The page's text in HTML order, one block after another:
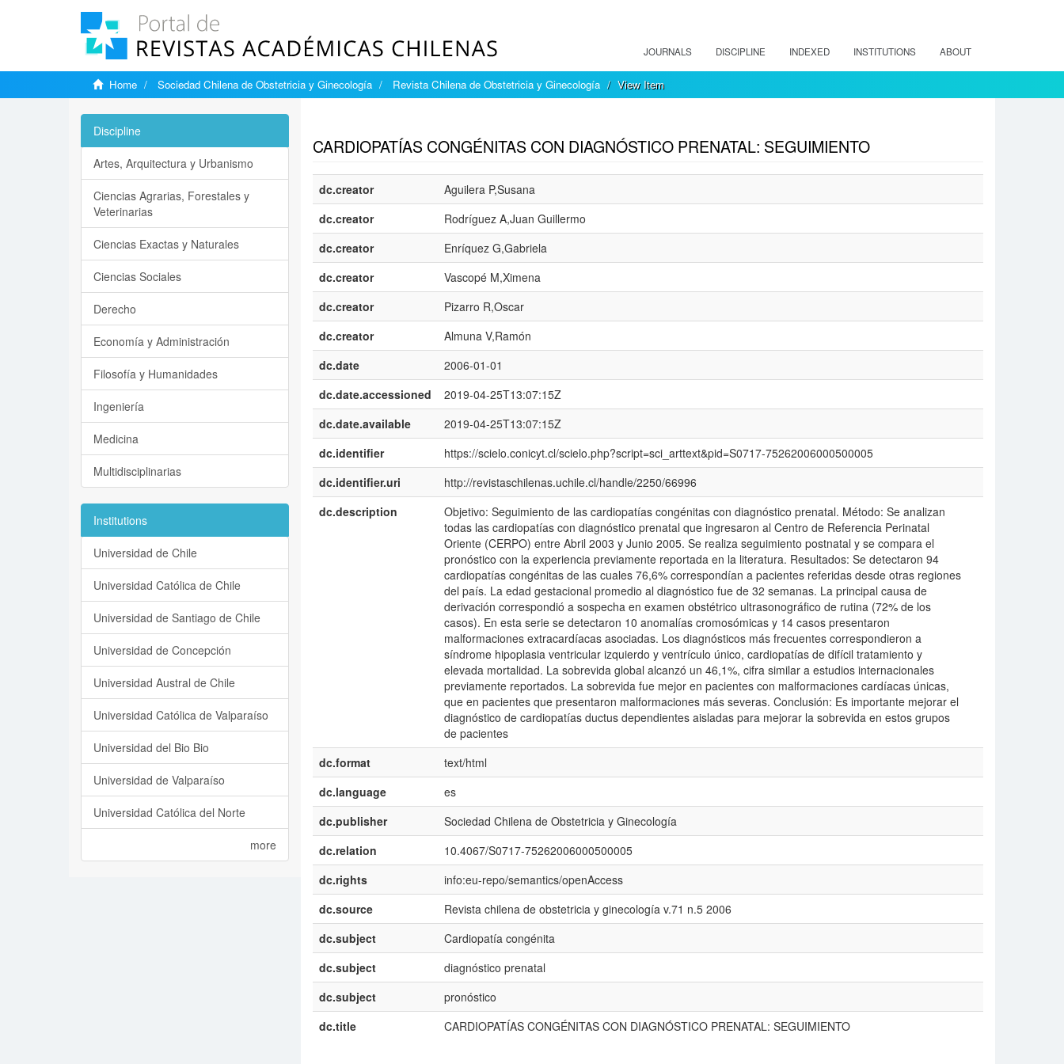
JOURNALS DISCIPLINE INDEXED INSTITUTIONS ABOUT
Home Sociedad Chilena de Obstetricia y Ginecología Revista Chilena de Obstetricia y Ginecología View Item
CARDIOPATÍAS CONGÉNITAS CON DIAGNÓSTICO PRENATAL: SEGUIMIENTO
dc.creator
Aguilera P,Susana
dc.creator
Rodríguez A,Juan Guillermo
dc.creator
Enríquez G,Gabriela
dc.creator
Vascopé M,Ximena
dc.creator
Pizarro R,Oscar
dc.creator
Almuna V,Ramón
dc.date
2006-01-01
dc.date.accessioned
2019-04-25T13:07:15Z
dc.date.available
2019-04-25T13:07:15Z
dc.identifier
https://scielo.conicyt.cl/scielo.php?script=sci_arttext&pid=S0717-75262006000500005
dc.identifier.uri
http://revistaschilenas.uchile.cl/handle/2250/66996
dc.description
Objetivo: Seguimiento de las cardiopatías congénitas con diagnóstico prenatal. Método: Se analizan
todas las cardiopatías con diagnóstico prenatal que ingresaron al Centro de Referencia Perinatal
Oriente (CERPO) entre Abril 2003 y Junio 2005. Se realiza seguimiento postnatal y se compara el
pronóstico con la experiencia previamente reportada en la literatura. Resultados: Se detectaron 94
cardiopatías congénitas de las cuales 76,6% correspondían a pacientes referidas desde otras regiones
del país. La edad gestacional promedio al diagnóstico fue de 32 semanas. La principal causa de
derivación correspondió a sospecha en examen obstétrico ultrasonográfico de rutina (72% de los
casos). En esta serie se detectaron 10 anomalías cromosómicas y 14 casos presentaron
malformaciones extracardíacas asociadas. Los diagnósticos más frecuentes correspondieron a
síndrome hipoplasia ventricular izquierdo y ventrículo único, cardiopatías de difícil tratamiento y
elevada mortalidad. La sobrevida global alcanzó un 46,1%, cifra similar a estudios internacionales
previamente reportados. La sobrevida fue mejor en pacientes con malformaciones cardíacas únicas,
que en pacientes que presentaron malformaciones más severas. Conclusión: Es importante mejorar el
diagnóstico de cardiopatías ductus dependientes aisladas para mejorar la sobrevida en estos grupos
de pacientes
dc.format
text/html
dc.language
es
dc.publisher
Sociedad Chilena de Obstetricia y Ginecología
dc.relation
10.4067/S0717-75262006000500005
dc.rights
info:eu-repo/semantics/openAccess
dc.source
Revista chilena de obstetricia y ginecología v.71 n.5 2006
dc.subject
Cardiopatía congénita
dc.subject
diagnóstico prenatal
dc.subject
pronóstico
dc.title
CARDIOPATÍAS CONGÉNITAS CON DIAGNÓSTICO PRENATAL: SEGUIMIENTO
Discipline
Artes, Arquitectura y Urbanismo
Ciencias Agrarias, Forestales y
Veterinarias
Ciencias Exactas y Naturales
Ciencias Sociales
Derecho
Economía y Administración
Filosofía y Humanidades
Ingeniería
Medicina
Multidisciplinarias
Institutions
Universidad de Chile
Universidad Católica de Chile
Universidad de Santiago de Chile
Universidad de Concepción
Universidad Austral de Chile
Universidad Católica de Valparaíso
Universidad del Bio Bio
Universidad de Valparaíso
Universidad Católica del Norte
more